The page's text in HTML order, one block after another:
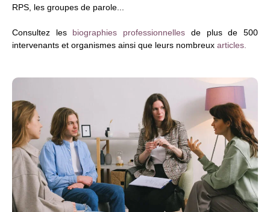
RPS, les groupes de parole...
Consultez lesbiographies professionnelles de plus de 500
intervenants et organismes ainsi que leurs nombreux articles.